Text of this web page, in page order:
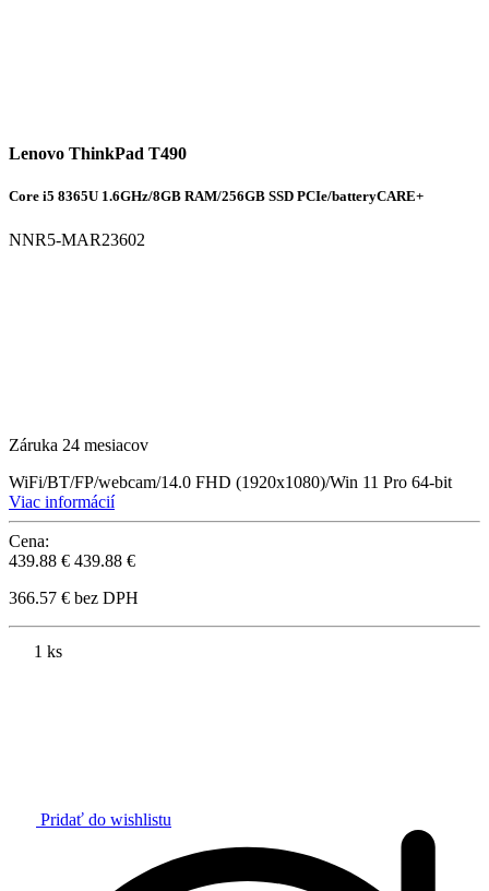
Lenovo ThinkPad T490
Core i5 8365U 1.6GHz/8GB RAM/256GB SSD PCIe/batteryCARE+
NNR5-MAR23602
Záruka 24 mesiacov
WiFi/BT/FP/webcam/14.0 FHD (1920x1080)/Win 11 Pro 64-bit
Viac informácií
Cena:
439.88 € 439.88 €
366.57 € bez DPH
1 ks
Pridať do wishlistu